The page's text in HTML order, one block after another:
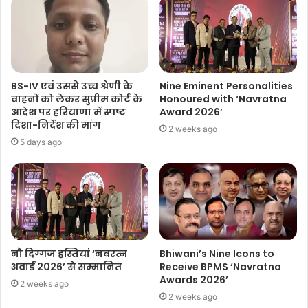
BS-IV एवं उससे उच्च श्रेणी के
वाहनों को लेकर सुप्रीम कोर्ट के
आदेश पर हरियाणा में स्पष्ट
दिशा-निर्देश की मांग
5 days ago
Nine Eminent Personalities
Honoured with ‘Navratna
Award 2026’
2 weeks ago
नौ दिग्गज हस्तियां ‘नवरत्न
अवार्ड 2026’ से सम्मानित
2 weeks ago
Bhiwani’s Nine Icons to
Receive BPMS ‘Navratna
Awards 2026’
2 weeks ago